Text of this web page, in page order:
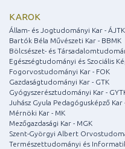
KAROK
Állam- és Jogtudományi Kar - ÁJTK
Bartók Béla Művészeti Kar - BBMK
Bölcsészet- és
Egészségtudományi és Szociális
Fogorvostudományi Kar - FOK
Gazdaságtudományi Kar - GTK
Gyógyszerésztudományi Kar -
Juhász Gyula Pedagógusképző Kar
Mérnöki Kar - MK
Mezőgazdasági Kar - MGK
Szent-Györgyi Albert
Természettudományi és